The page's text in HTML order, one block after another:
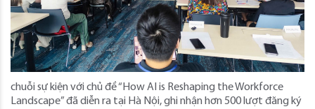
chuỗi sự kiện với chủ đề “How AI is Reshaping the Workforce
Landscape” đã diễn ra tại Hà Nội, ghi nhận hơn 500 lượt đăng ký